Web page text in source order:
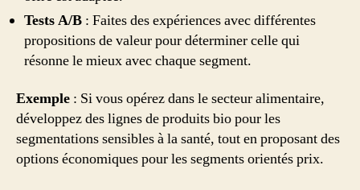
Tests A/B : Faites des expériences avec différentes
propositions de valeur pour déterminer celle qui
résonne le mieux avec chaque segment.
Exemple : Si vous opérez dans le secteur alimentaire,
développez des lignes de produits bio pour les
segmentations sensibles à la santé, tout en proposant des
options économiques pour les segments orientés prix.